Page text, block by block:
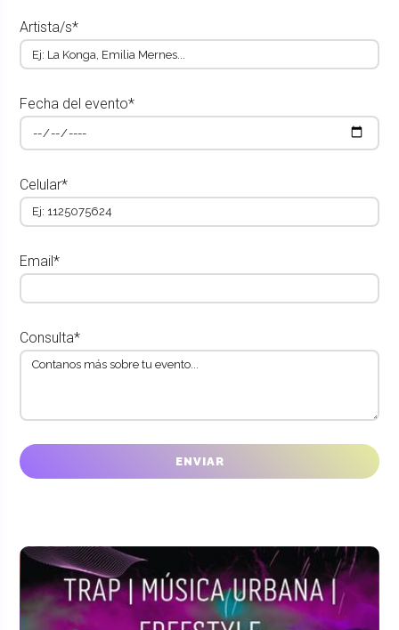
Artista/s*
Fecha del evento*
Celular*
Email*
Consulta*